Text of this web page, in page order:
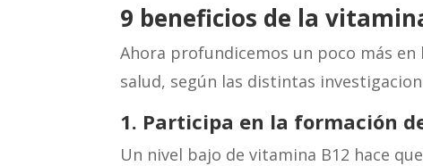
9 beneficios de la
Ahora profundicemos un poco más
salud, según las distintas
1. Participa en la formación
Un nivel bajo de vitamina B12 hace